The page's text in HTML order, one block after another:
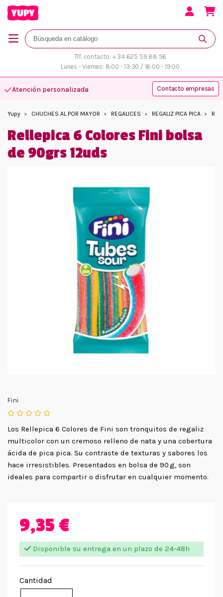
Tlf. contacto: + 34 625 59 88 56
Lunes - Viernes: 8:00 - 13:30 / 16:00 - 19:00
Atención personalizada Contacto empresas
Yupy CHUCHES AL POR MAYOR REGALICES REGALIZ PICA PICA
Rellepica 6 Colores Fini bolsa
de 90grs 12uds
Fini
Los Rellepica 6 Colores de Fini son tronquitos de regaliz
multicolor con un cremoso relleno de nata y una cobertura
ácida de pica pica. Su contraste de texturas y sabores los
hace irresistibles. Presentados en bolsa de 90 g, son
ideales para compartir o disfrutar en cualquier momento.
9,35 €
Disponible su entrega en un plazo de 24-48h
Cantidad